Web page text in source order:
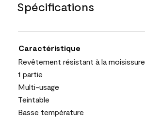
Spécifications
Caractéristique
Revêtement résistant à la moisissure
1 partie
Multi-usage
Teintable
Basse température